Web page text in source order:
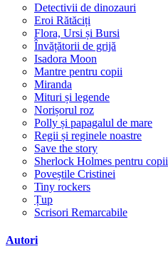
Detectivii de dinozauri
Eroi Rătăciți
Flora, Ursi și Bursi
Învățătorii de grijă
Isadora Moon
Mantre pentru copii
Miranda
Mituri și legende
Norișorul roz
Polly și papagalul de mare
Regii și reginele noastre
Save the story
Sherlock Holmes pentru copii
Poveștile Cristinei
Tiny rockers
Țup
Scrisori Remarcabile
Autori